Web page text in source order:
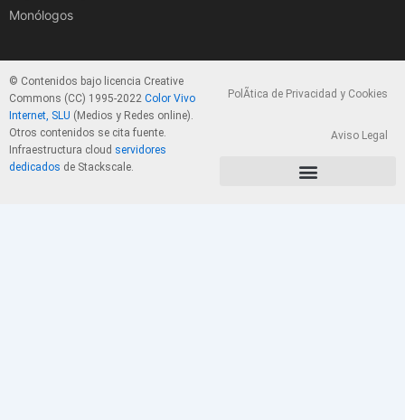
Monólogos
© Contenidos bajo licencia Creative
Commons (CC) 1995-2022 Color Vivo
Internet, SLU (Medios y Redes online).
Otros contenidos se cita fuente.
Infraestructura cloud servidores
dedicados de Stackscale.
PolÃ­tica de Privacidad y Cookies
Aviso Legal